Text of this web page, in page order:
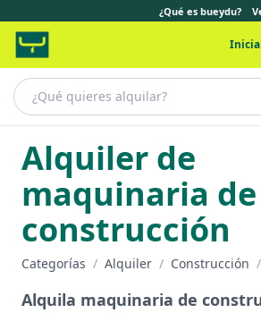
¿Qué es bueydu?
Inicia
Alquiler de
maquinaria de
construcción
Categorías / Alquiler / Construcción /
Alquila maquinaria de